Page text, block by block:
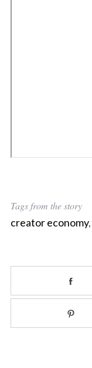
Tags from the story
creator economy,
c